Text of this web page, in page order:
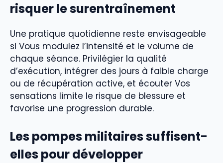
risquer le surentraînement
Une pratique quotidienne reste envisageable
si Vous modulez l’intensité et le volume de
chaque séance. Privilégier la qualité
d’exécution, intégrer des jours à faible charge
ou de récupération active, et écouter Vos
sensations limite le risque de blessure et
favorise une progression durable.
Les pompes militaires suffisent-
elles pour développer